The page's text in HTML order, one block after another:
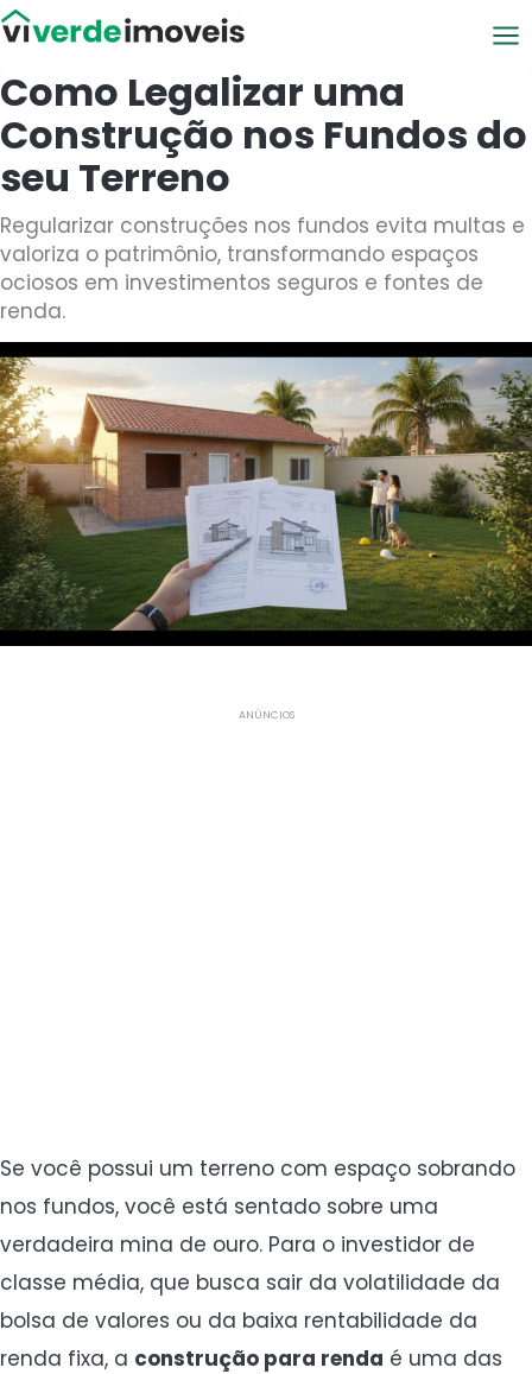
Viver de Imóveis
Como Legalizar uma
Construção nos Fundos do
seu Terreno
Regularizar construções nos fundos evita multas e
valoriza o patrimônio, transformando espaços
ociosos em investimentos seguros e fontes de
renda.
ANÚNCIOS
Se você possui um terreno com espaço sobrando
nos fundos, você está sentado sobre uma
verdadeira mina de ouro. Para o investidor de
classe média, que busca sair da volatilidade da
bolsa de valores ou da baixa rentabilidade da
renda fixa, a construção para renda é uma das